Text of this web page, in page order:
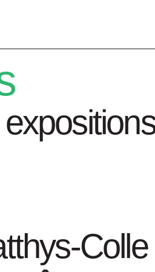
Colle
pieces